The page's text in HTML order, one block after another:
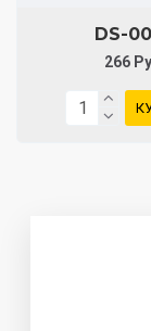
DS-
266